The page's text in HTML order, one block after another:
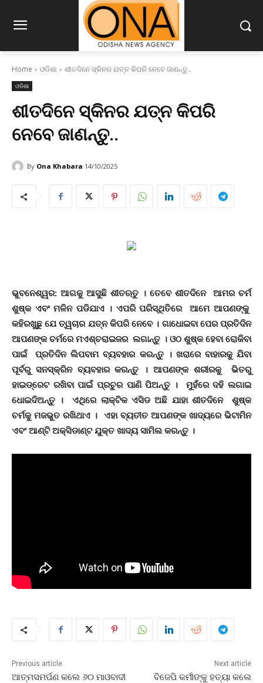
Home ଓଡିଶା ଶୀତଦିନେ ସ୍କିନର ଯତ୍ନ କିପରି ନେବେ ଜାଣନ୍ତୁ..
ଓଡିଶା
ଶୀତଦିନେ ସ୍କିନର ଯତ୍ନ କିପରି
ନେବେ ଜାଣନ୍ତୁ..
By Ona Khabara 14/10/2025
ଭୁବନେଶ୍ୱର: ଆଗକୁ ଆସୁଛି ଶୀତଋତୁ । ତେବେ ଶୀତଦିନେ ଆମର ଚର୍ମ
ଶୁଷ୍କ ଏବଂ ମଳିନ ପଡିଯାଏ । ଏପରି ପରିସ୍ଥିତିରେ ଆମେ ଆପଣଙ୍କୁ
କହିରଖୁଛୁ ଯେ ତ୍ୱଚାର ଯତ୍ନ କିପରି ନେବେ । ଗାଧୋଇବା ପେର ପ୍ରତିଦିନ
ଆପଣଙ୍କ ଚର୍ମରେ ମଏଶ୍ଚରାଇଜର ଲଗାନ୍ତୁ । ଓଠ ଶୁଷ୍କ ହେବା ରୋକିବା
ପାଇଁ ପ୍ରତିଦିନ ଲିପବାମ ବ୍ୟବହାର କରନ୍ତୁ । ଖରାରେ ବାହାରକୁ ଯିବା
ପୂର୍ବରୁ ସନସ୍କ୍ରିନ ବ୍ୟବହାର କରନ୍ତୁ । ଆପଣଙ୍କ ଶରୀରକୁ ଭିତରୁ
ହାଇଡ୍ରେଟ ରଖିବା ପାଇଁ ପ୍ରଚୁର ପାଣି ପିଅନ୍ତୁ । ମୁହଁରେ ଦହି ଲଗାଇ
ଧୋଇଦିଅନ୍ତୁ । ଏଥିରେ ଲାକ୍ଟିକ ଏସିଡ ଅଛି ଯାହା ଶୀତଦିନେ ଶୁଷ୍କ
ଚର୍ମକୁ ମଜଭୁତ ରଖିଥାଏ । ଏହା ବ୍ୟତୀତ ଆପଣଙ୍କ ଖାଦ୍ୟରେ ଭିଟାମିନ
ଏବଂ ଆଣ୍ଟି ଅକ୍ସିଡାଣ୍ଟ ଯୁକ୍ତ ଖାଦ୍ୟ ସାମିଲ କରନ୍ତୁ ।
Previous article
ଆତ୍ମସମର୍ପଣ କଲେ ୬୦ ମାଓବାଦୀ
Next article
ବିଜେପି କର୍ମୀଙ୍କୁ ହତ୍ୟା କଲେ